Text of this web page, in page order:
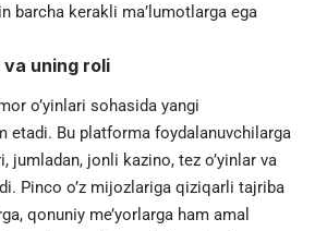
barcha kerakli ma’lumotlarga ega
uning roli
o’yinlari sohasida yangi
etadi. Bu platforma foydalanuvchilarga
jumladan, jonli kazino, tez o’yinlar va
Pinco o’z mijozlariga qiziqarli tajriba
qonuniy me’yorlarga ham amal